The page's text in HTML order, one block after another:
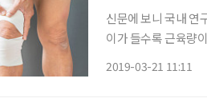
신문에 보니 국내 연
이가 들수록 근육량
2019-03-21 11:11